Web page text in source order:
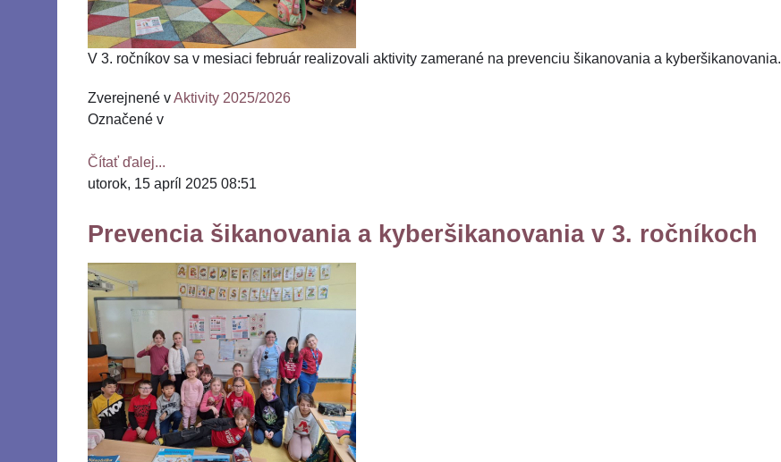
V 3. ročníkov sa v mesiaci február realizovali aktivity zamerané na prevenciu šikanovania a kyberšikanovania.
Zverejnené vAktivity 2025/2026
Označené v
Čítať ďalej...
utorok, 15 apríl 2025 08:51
Prevencia šikanovania a kyberšikanovania v 3. ročníkoch